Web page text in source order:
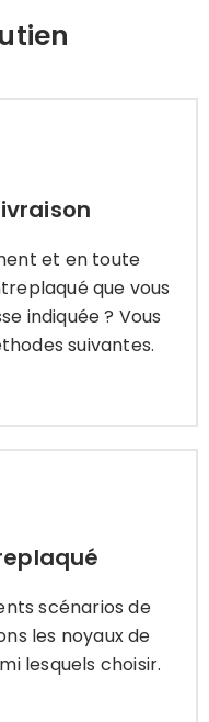
et en toute
que vous
indiquée ? Vous
suivantes.
et en toute
que vous
suivantes.
plus
scénarios de
les noyaux de
lesquels choisir.
scénarios de
lesquels choisir.